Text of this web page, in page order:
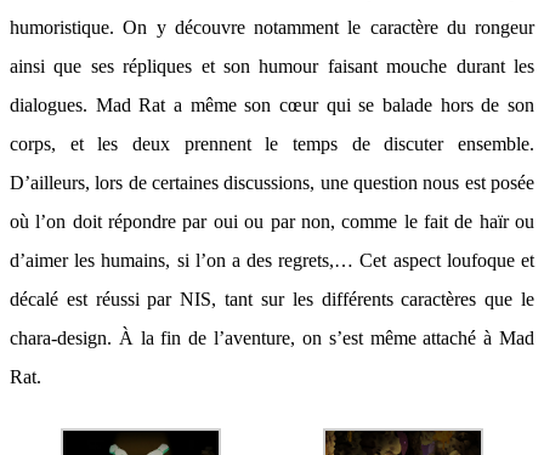
humoristique. On y découvre notamment le caractère du rongeur
ainsi que ses répliques et son humour faisant mouche durant les
dialogues. Mad Rat a même son cœur qui se balade hors de son
corps, et les deux prennent le temps de discuter ensemble.
D’ailleurs, lors de certaines discussions, une question nous est posée
où l’on doit répondre par oui ou par non, comme le fait de haïr ou
d’aimer les humains, si l’on a des regrets,… Cet aspect loufoque et
décalé est réussi par NIS, tant sur les différents caractères que le
chara-design. À la fin de l’aventure, on s’est même attaché à Mad
Rat.